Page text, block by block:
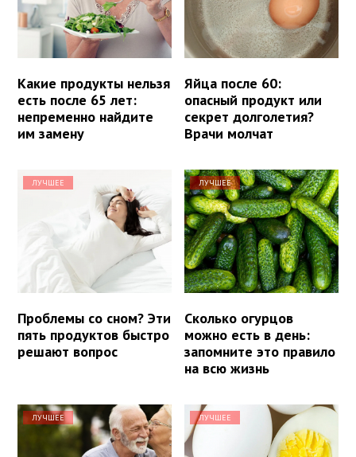
Какие продукты нельзя
есть после 65 лет:
непременно найдите
им замену
Яйца после 60:
опасный продукт или
секрет долголетия?
Врачи молчат
ЛУЧШЕЕ
Проблемы со сном? Эти
пять продуктов быстро
решают вопрос
ЛУЧШЕЕ
Сколько огурцов
можно есть в день:
запомните это правило
на всю жизнь
ЛУЧШЕЕ ЛУЧШЕЕ